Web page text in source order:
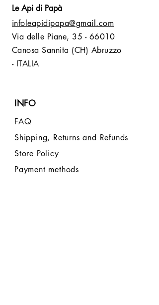
Le Api di Papà
infoleapidipapa@gmail.com
Via delle Piane, 35 - 66010
Canosa Sannita (CH) Abruzzo
- ITALIA
INFO
FAQ
Shipping, Returns and Refunds
Store Policy
Payment methods